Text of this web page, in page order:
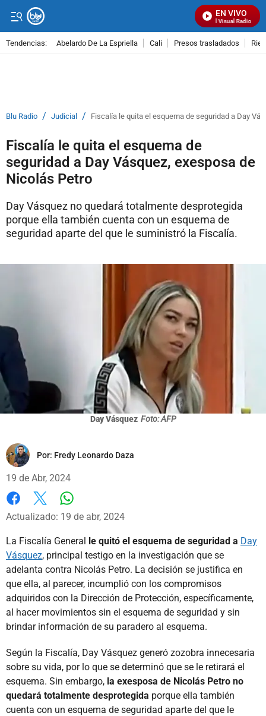
EN VIVO
Señal Visual Radio
Tendencias: Abelardo De La Espriella Cali Presos trasladados
Blu Radio / Judicial / Fiscalía le quita el esquema de seguridad a Day
Fiscalía le quita el esquema de
seguridad a Day Vásquez, exesposa de
Nicolás Petro
Day Vásquez no quedará totalmente desprotegida
porque ella también cuenta con un esquema de
seguridad aparte del que le suministró la Fiscalía.
Day Vásquez Foto: AFP
Por: Fredy Leonardo Daza
19 de Abr, 2024
Facebook
X
Actualizado: 19 de abr, 2024
La Fiscalía General le quitó el esquema de seguridad a Day
Vásquez, principal testigo en la investigación que se
adelanta contra Nicolás Petro. La decisión se justifica en
que ella, al parecer, incumplió con los compromisos
adquiridos con la Dirección de Protección, específicamente,
al hacer movimientos sin el esquema de seguridad y sin
brindar información de su paradero al esquema.
Según la Fiscalía, Day Vásquez generó zozobra innecesaria
sobre su vida, por lo que se determinó que se le retirará el
esquema. Sin embargo, la exesposa de Nicolás Petro no
quedará totalmente desprotegida porque ella también
cuenta con un esquema de seguridad aparte del que le